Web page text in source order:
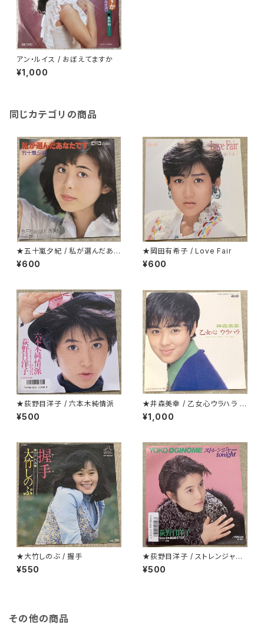
アン・ルイス / おぼえてますか
¥1,000
同じカテゴリの商品
★五十嵐夕紀 / 私が選んだあな
たです
¥600
★岡田有希子 / Love Fair
¥600
★荻野目洋子 / 六本木純情派
¥500
★井森美幸 / 乙女心ウラハラ プ
ロモ
¥1,000
★大竹しのぶ / 握手
¥550
★荻野目洋子 / ストレンジャーt
onight
¥500
その他の商品